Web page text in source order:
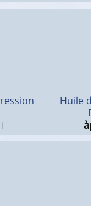
Huile